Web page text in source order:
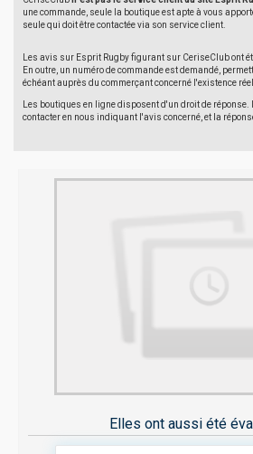
une commande, seule la boutique est apte à vous
seule qui doit être contactée via son service client.
Les avis sur Esprit Rugby figurant sur CeriseClub ont
En outre, un numéro de commande est demandé,
échéant auprès du commerçant concerné l'existence
Les boutiques en ligne disposent d'un droit de
contacter en nous indiquant l'avis concerné, et la
Elles ont aussi été